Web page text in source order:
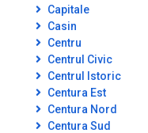
Capitale
Casin
Centru
Centrul Civic
Centrul Istoric
Centura Est
Centura Nord
Centura Sud